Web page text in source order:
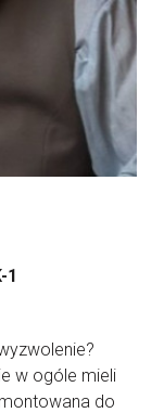
1
w ogóle mieli
do